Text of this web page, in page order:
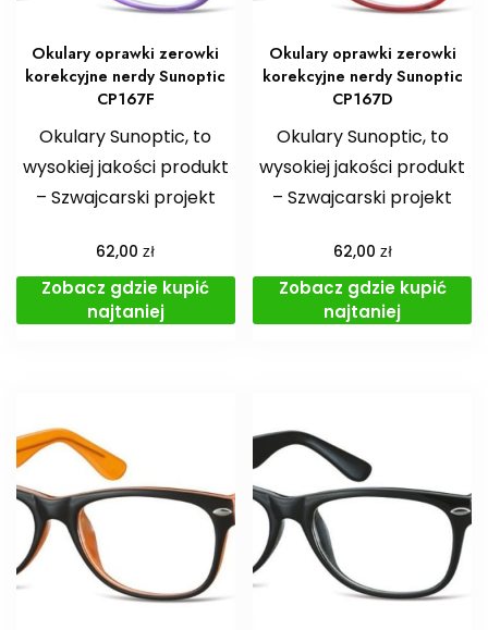
Okulary oprawki zerowki
korekcyjne nerdy Sunoptic
CP167F
Okulary Sunoptic, to
wysokiej jakości produkt
– Szwajcarski projekt
62,00zł
Zobacz gdzie kupić
najtaniej
Okulary oprawki zerowki
korekcyjne nerdy Sunoptic
CP167D
Okulary Sunoptic, to
wysokiej jakości produkt
– Szwajcarski projekt
62,00 zł
Zobacz gdzie kupić
najtaniej